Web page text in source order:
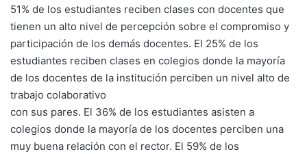
51% de los estudiantes reciben clases con docentes que
tienen un alto nivel de percepción sobre el compromiso y
participación de los demás docentes. El 25% de los
estudiantes reciben clases en colegios donde la mayoría
de los docentes de la institución perciben un nivel alto de
trabajo colaborativo
con sus pares. El 36% de los estudiantes asisten a
colegios donde la mayoría de los docentes perciben una
muy buena relación con el rector. El 59% de los